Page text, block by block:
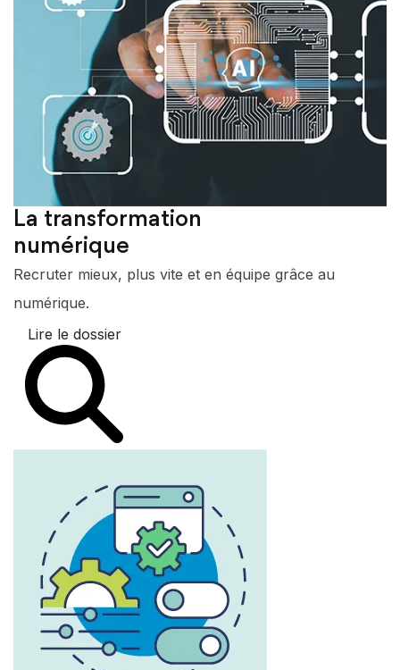
La transformation
numérique
Recruter mieux, plus vite et en équipe grâce au
numérique.
Lire le dossier